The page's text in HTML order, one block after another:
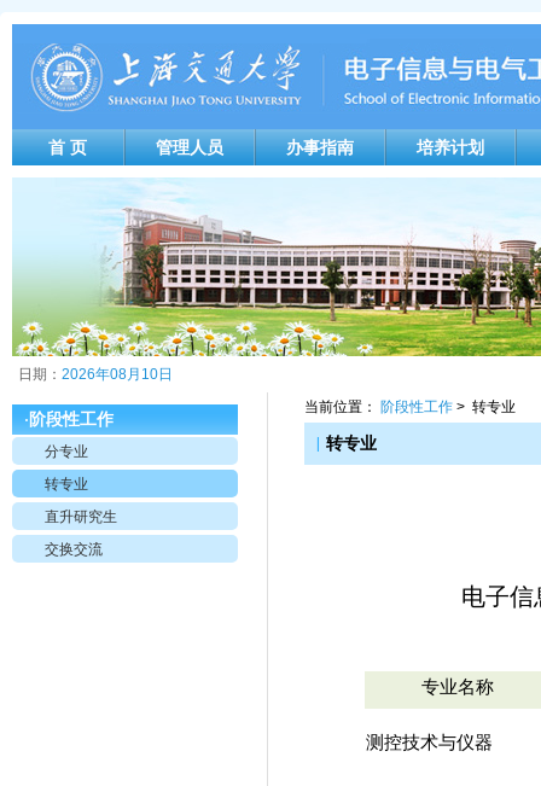
首 页 管理人员 办事指南 培养计划
日期： 2026年08月10日
· 阶段性工作
分专业
转专业
直升研究生
交换交流
当前位置： 阶段性工作 > 转专业
转专业
电子信
专业名称
测控技术与仪器